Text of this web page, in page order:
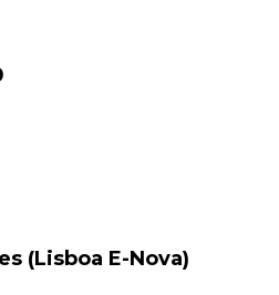
(Lisboa E-Nova)